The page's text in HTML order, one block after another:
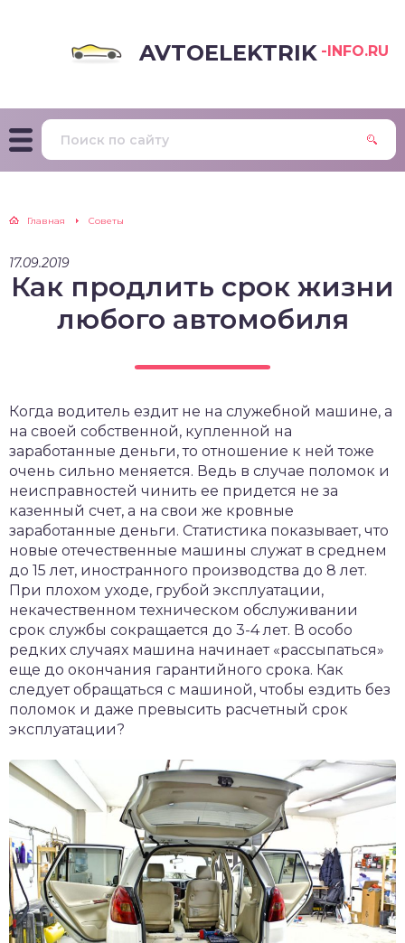
AVTOELEKTRIK -INFO.RU
Главная Советы
17.09.2019
Как продлить срок жизни
любого автомобиля
Когда водитель ездит не на служебной машине, а
на своей собственной, купленной на
заработанные деньги, то отношение к ней тоже
очень сильно меняется. Ведь в случае поломок и
неисправностей чинить ее придется не за
казенный счет, а на свои же кровные
заработанные деньги. Статистика показывает, что
новые отечественные машины служат в среднем
до 15 лет, иностранного производства до 8 лет.
При плохом уходе, грубой эксплуатации,
некачественном техническом обслуживании
срок службы сокращается до 3-4 лет. В особо
редких случаях машина начинает «рассыпаться»
еще до окончания гарантийного срока. Как
следует обращаться с машиной, чтобы ездить без
поломок и даже превысить расчетный срок
эксплуатации?